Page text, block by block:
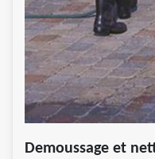
Demoussage et